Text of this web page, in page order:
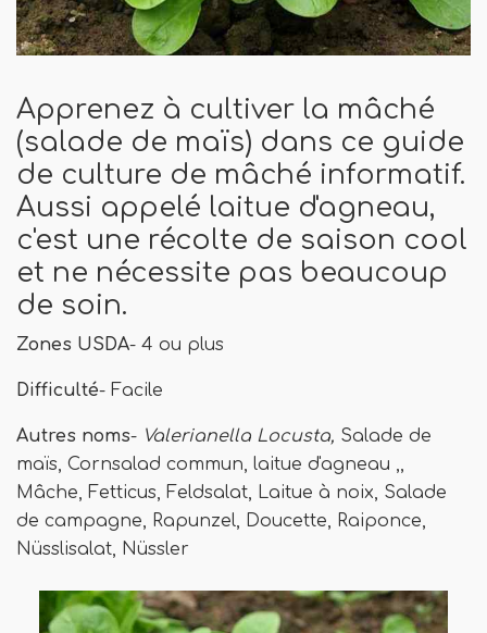
Apprenez à cultiver la mâché
(salade de maïs) dans ce guide
de culture de mâché informatif.
Aussi appelé laitue d'agneau,
c'est une récolte de saison cool
et ne nécessite pas beaucoup
de soin.
Zones USDA- 4 ou plus
Difficulté- Facile
Autres noms- Valerianella Locusta, Salade de
maïs, Cornsalad commun, laitue d'agneau ,,
Mâche, Fetticus, Feldsalat, Laitue à noix, Salade
de campagne, Rapunzel, Doucette, Raiponce,
Nüsslisalat, Nüssler